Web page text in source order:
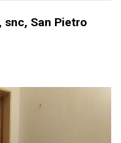
snc, San Pietro